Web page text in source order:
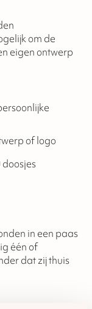
om de
eigen ontwerp
of logo
doosjes
in een paas
één of
dat zij thuis